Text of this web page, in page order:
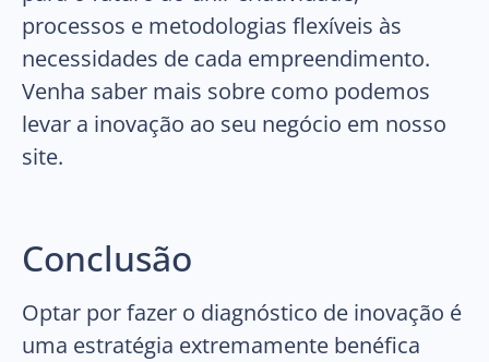
processos e metodologias flexíveis às
necessidades de cada empreendimento.
Venha saber mais sobre como podemos
levar a inovação ao seu negócio em nosso
site.
Conclusão
Optar por fazer o diagnóstico de inovação é
uma estratégia extremamente benéfica